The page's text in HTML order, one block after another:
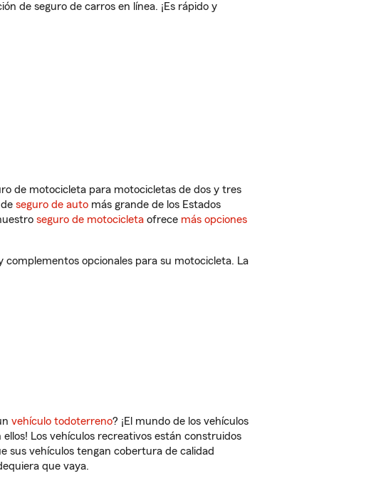
de seguro de carros en línea. ¡Es rápido y
de motocicleta para motocicletas de dos y tres
seguro de auto más grande de los Estados
seguro de motocicleta ofrece más opciones
opcionales para su motocicleta. La
vehículo todoterreno? ¡El mundo de los vehículos
Los vehículos recreativos están construidos
sus vehículos tengan cobertura de calidad
que vaya.